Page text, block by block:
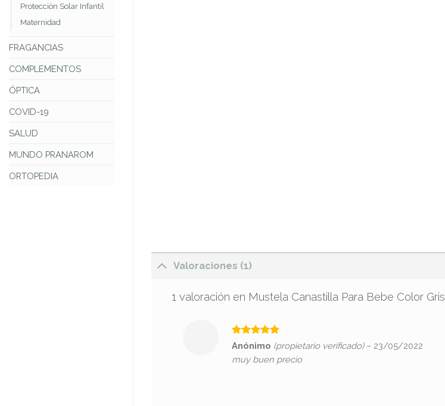
Protección Solar Infantil
Maternidad
FRAGANCIAS
COMPLEMENTOS
ÓPTICA
COVID-19
SALUD
MUNDO PRANAROM
ORTOPEDIA
Valoraciones (1)
1 valoración en Mustela Canastilla Para Bebe Color Gris
Valorado
de 5
Anónimo (propietario verificado) – 23/05/2022
muy buen precio